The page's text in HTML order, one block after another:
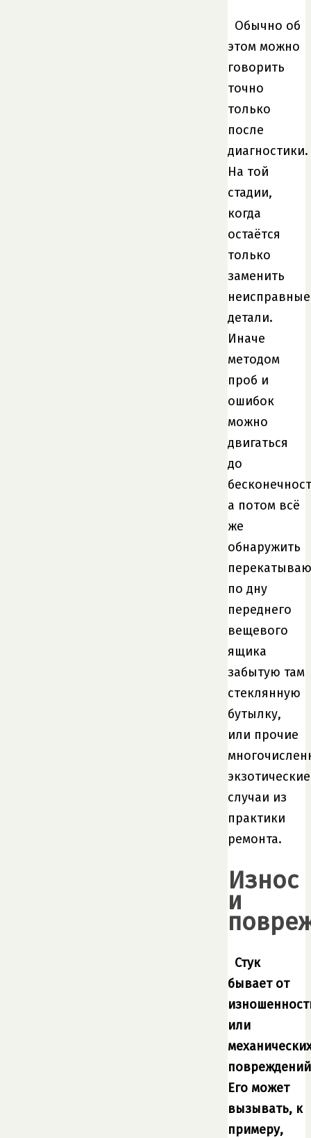
Обычно об
этом можно
говорить
точно
только
после
диагностики.
На той
стадии,
когда
остаётся
только
заменить
неисправные
детали.
Иначе
методом
проб и
ошибок
можно
двигаться
до
а потом всё
же
обнаружить
по дну
переднего
вещевого
ящика
забытую там
стеклянную
бутылку,
или прочие
экзотические
случаи из
практики
ремонта.
Износ
и
Стук
бывает от
или
Его может
вызывать, к
примеру,